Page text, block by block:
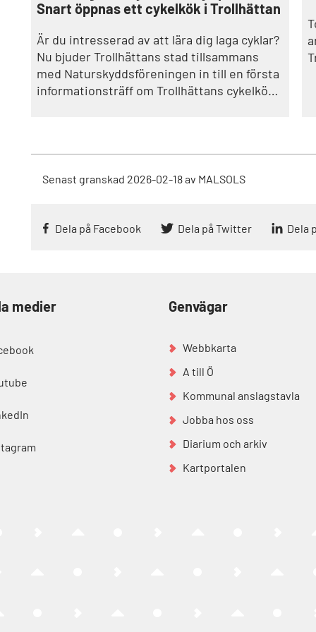
Snart öppnas ett cykelkök i Trollhättan
Är du intresserad av att lära dig laga cyklar?
Nu bjuder Trollhättans stad tillsammans
med Naturskyddsföreningen in till en första
informationsträff om Trollhättans cykelkök,
resurser och som en del av Trollhättans
klimatresa.
Senast granskad 2026-02-18av MALSOLS
Dela på Facebook Dela på Twitter Dela
medier Genvägar
Webbkarta
A till Ö
Kommunal anslagstavla
Jobba hos oss
Diarium och arkiv
Kartportalen